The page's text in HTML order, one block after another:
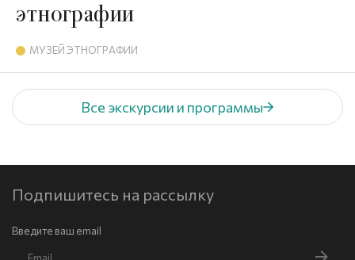
этнографии
МУЗЕЙ ЭТНОГРАФИИ
Все экскурсии и программы
Подпишитесь на рассылку
Введите ваш email